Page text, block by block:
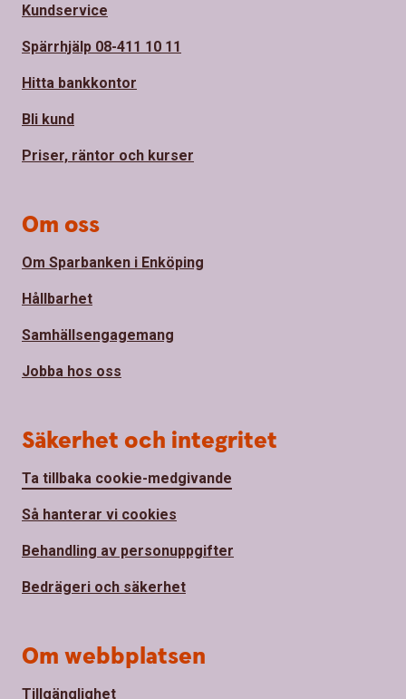
Kundservice
Spärrhjälp 08-411 10 11
Hitta bankkontor
Bli kund
Priser, räntor och kurser
Om oss
Om Sparbanken i Enköping
Hållbarhet
Samhällsengagemang
Jobba hos oss
Säkerhet och integritet
Ta tillbaka cookie-medgivande
Så hanterar vi cookies
Behandling av personuppgifter
Bedrägeri och säkerhet
Om webbplatsen
Tillgänglighet